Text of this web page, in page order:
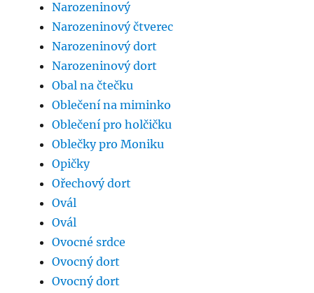
Narozeninový
Narozeninový čtverec
Narozeninový dort
Narozeninový dort
Obal na čtečku
Oblečení na miminko
Oblečení pro holčičku
Oblečky pro Moniku
Opičky
Ořechový dort
Ovál
Ovál
Ovocné srdce
Ovocný dort
Ovocný dort